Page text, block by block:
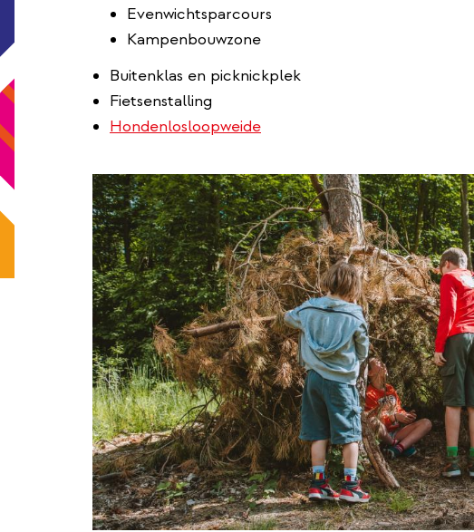
Evenwichtsparcours
Kampenbouwzone
Buitenklas en picknickplek
Fietsenstalling
Hondenlosloopweide